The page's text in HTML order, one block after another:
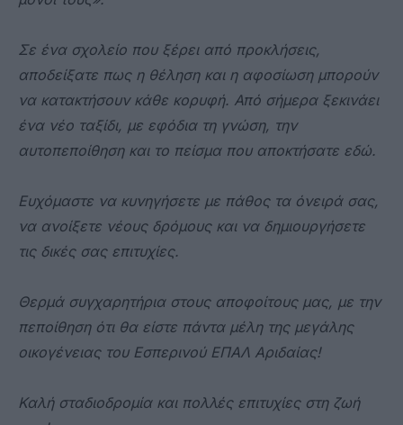
Σε ένα σχολείο που ξέρει από προκλήσεις,
αποδείξατε πως η θέληση και η αφοσίωση μπορούν
να κατακτήσουν κάθε κορυφή. Από σήμερα ξεκινάει
ένα νέο ταξίδι, με εφόδια τη γνώση, την
αυτοπεποίθηση και το πείσμα που αποκτήσατε εδώ.
Ευχόμαστε να κυνηγήσετε με πάθος τα όνειρά σας,
να ανοίξετε νέους δρόμους και να δημιουργήσετε
τις δικές σας επιτυχίες.
Θερμά συγχαρητήρια στους αποφοίτους μας, με την
πεποίθηση ότι θα είστε πάντα μέλη της μεγάλης
οικογένειας του Εσπερινού ΕΠΑΛ Αριδαίας!
Καλή σταδιοδρομία και πολλές επιτυχίες στη ζωή